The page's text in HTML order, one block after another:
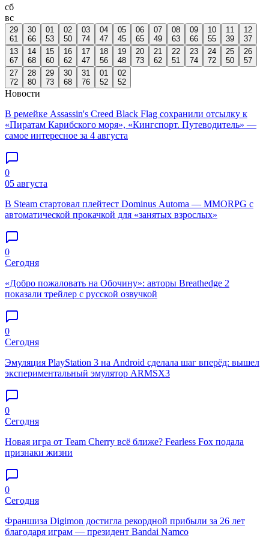
сб
вс
29
61
30
66
01
53
02
50
03
74
04
47
05
45
06
65
07
49
08
63
09
66
10
55
11
39
12
37
13
67
14
68
15
60
16
62
17
47
18
56
19
48
20
73
21
62
22
51
23
74
24
72
25
50
26
57
27
72
28
80
29
73
30
68
31
76
01
52
02
52
Новости
В ремейке Assassin's Creed Black Flag сохранили отсылку к
«Пиратам Карибского моря», «Кингспорт. Путеводитель» —
самое интересное за 4 августа
0
05 августа
В Steam стартовал плейтест Dominus Automa — MMORPG с
автоматической прокачкой для «занятых взрослых»
0
Сегодня
«Добро пожаловать на Обочину»: авторы Breathedge 2
показали трейлер с русской озвучкой
0
Сегодня
Эмуляция PlayStation 3 на Android сделала шаг вперёд: вышел
экспериментальный эмулятор ARMSX3
0
Сегодня
Новая игра от Team Cherry всё ближе? Fearless Fox подала
признаки жизни
0
Сегодня
Франшиза Digimon достигла рекордной прибыли за 26 лет
благодаря играм — президент Bandai Namco